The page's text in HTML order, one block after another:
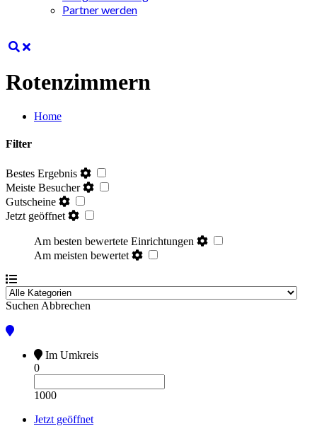
Partner werden
Rotenzimmern
Home
Filter
Bestes Ergebnis
Meiste Besucher
Gutscheine
Jetzt geöffnet
Am besten bewertete Einrichtungen
Am meisten bewertet
Suchen Abbrechen
Im Umkreis
0
1000
Jetzt geöffnet